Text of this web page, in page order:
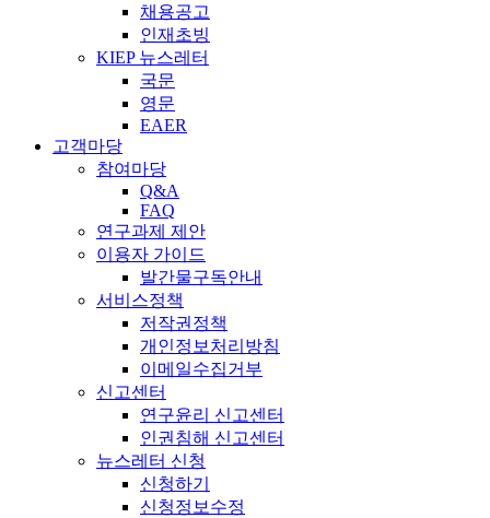
채용공고
인재초빙
KIEP 뉴스레터
국문
영문
EAER
고객마당
참여마당
Q&A
FAQ
연구과제 제안
이용자 가이드
발간물구독안내
서비스정책
저작권정책
개인정보처리방침
이메일수집거부
신고센터
연구윤리 신고센터
인권침해 신고센터
뉴스레터 신청
신청하기
신청정보수정